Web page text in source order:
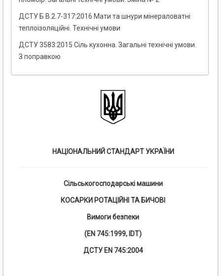
ДСТУ Б В.2.7-317:2016 Мати та шнури мінераловатні
теплоізоляційні. Технічні умови
ДСТУ 3583:2015 Сіль кухонна. Загальні технічні умови.
З поправкою
НАЦІОНАЛЬНИЙ СТАНДАРТ УКРАЇНИ
Сільськогосподарські машини
КОСАРКИ РОТАЦІЙНІ ТА БИЧОВІ
Вимоги безпеки
(EN 745:1999, IDT)
ДСТУ EN 745:2004